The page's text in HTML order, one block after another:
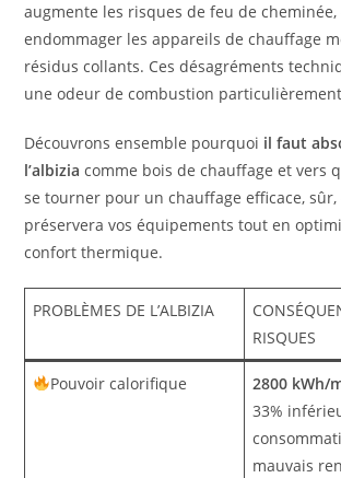
augmente les risques de feu de
endommager les appareils de chauffage
résidus collants. Ces désagréments
une odeur de combustion
Découvrons ensemble pourquoi il faut
l’albizia comme bois de chauffage et vers
se tourner pour un chauffage efficace,
préservera vos équipements tout en
confort thermique.
PROBLÈMES DE L’ALBIZIA
RISQUES
Pouvoir calorifique 2800 kWh/
33%
mauvais